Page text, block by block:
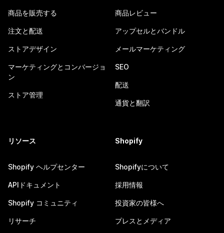
商品を販売する
注文と配送
ストアデザイン
マーケティングとコンバージョ
ン
ストア管理
商品レビュー
アップセルとバンドル
メールマーケティング
SEO
配送
通貨と翻訳
リソース
Shopify ヘルプセンター
APIドキュメント
Shopify コミュニティ
リサーチ
Shopify
Shopifyについて
採用情報
投資家の皆様へ
プレスとメディア